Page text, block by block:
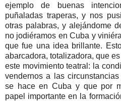
ejemplo de buenas
puñaladas traperas, y nos
otras palabras, y alejándome
no jodiéramos en Cuba y
que fue una idea brillante.
abarcadora, totalizadora, que
este movimiento teatral: la
vendernos a las
se hace en Cuba y que por
papel importante en la